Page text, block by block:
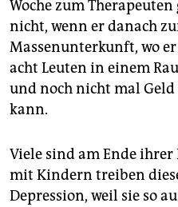
Woche zum
nicht, wenn er danach
Massenunterkunft, wo
acht Leuten in einem
und noch nicht mal Geld
kann.
Viele sind am Ende ihrer
mit Kindern treiben
Depression, weil sie so